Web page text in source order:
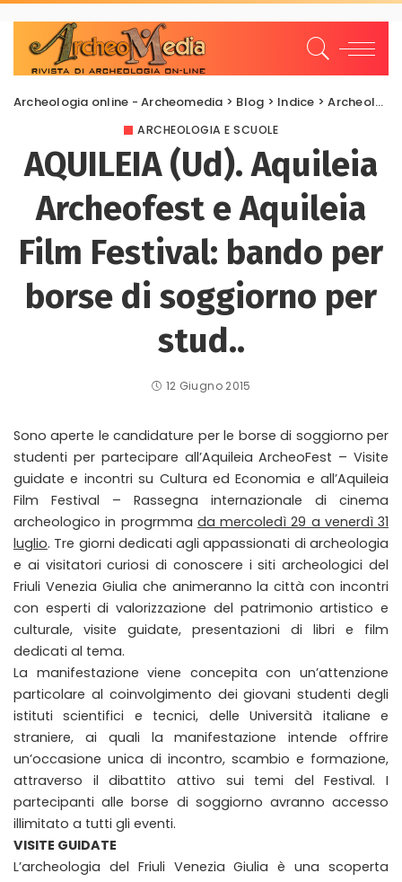
Archeologia online - Archeomedia > Blog > Indice >Archeologia e Scuole
ARCHEOLOGIA E SCUOLE
AQUILEIA (Ud). Aquileia
Archeofest e Aquileia
Film Festival: bando per
borse di soggiorno per
stud..
12 Giugno 2015
Sono aperte le candidature per le borse di soggiorno per
studenti per partecipare all’Aquileia ArcheoFest – Visite
guidate e incontri su Cultura ed Economia e all’Aquileia
Film Festival – Rassegna internazionale di cinema
archeologico in progrmma da mercoledì 29 a venerdì 31
luglio. Tre giorni dedicati agli appassionati di archeologia
e ai visitatori curiosi di conoscere i siti archeologici del
Friuli Venezia Giulia che animeranno la città con incontri
con esperti di valorizzazione del patrimonio artistico e
culturale, visite guidate, presentazioni di libri e film
dedicati al tema.
La manifestazione viene concepita con un’attenzione
particolare al coinvolgimento dei giovani studenti degli
istituti scientifici e tecnici, delle Università italiane e
straniere, ai quali la manifestazione intende offrire
un’occasione unica di incontro, scambio e formazione,
attraverso il dibattito attivo sui temi del Festival. I
partecipanti alle borse di soggiorno avranno accesso
illimitato a tutti gli eventi.
VISITE GUIDATE
L’archeologia del Friuli Venezia Giulia è una scoperta